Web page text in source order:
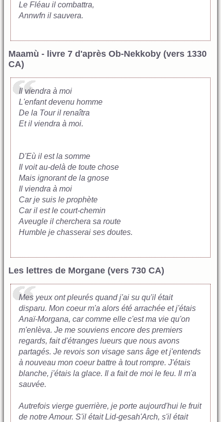
Le Fléau il combattra,
Annwfn il sauvera.
Maamù - livre 7 d'après Ob-Nekkoby (vers 1330
CA)
Il viendra à moi
L'enfant devenu homme
De la Tour il renaîtra
Et il viendra à moi.
D'Eù il est la somme
Il voit au-delà de toute chose
Mais ignorant de la gnose
Il viendra à moi
Car je suis le prophète
Car il est le court-chemin​
Aveugle il cherchera sa route
Humble je chasserai ses doutes.
Les lettres de Morgane (vers 730 CA)
Mes yeux ont pleurés quand j'ai su qu'il était
disparu. Mon coeur m'a alors été arrachée et j'étais
Anaï-Morgana, car comme elle c'est ma vie qu'on
m'enlèva. Je me souviens encore des premiers
regards, fait d'étranges lueurs que nous avons
partagés. Je revois son visage sans âge et j'entends
à nouveau mon coeur battre à tout rompre. J'étais
blanche, j'étais la glace. Il a fait de moi le feu. Il m'a
sauvée.
Autrefois vierge guerrière, je porte aujourd'hui le fruit
de notre Amour. S'il était Lid-gesah'Arch, s'il était